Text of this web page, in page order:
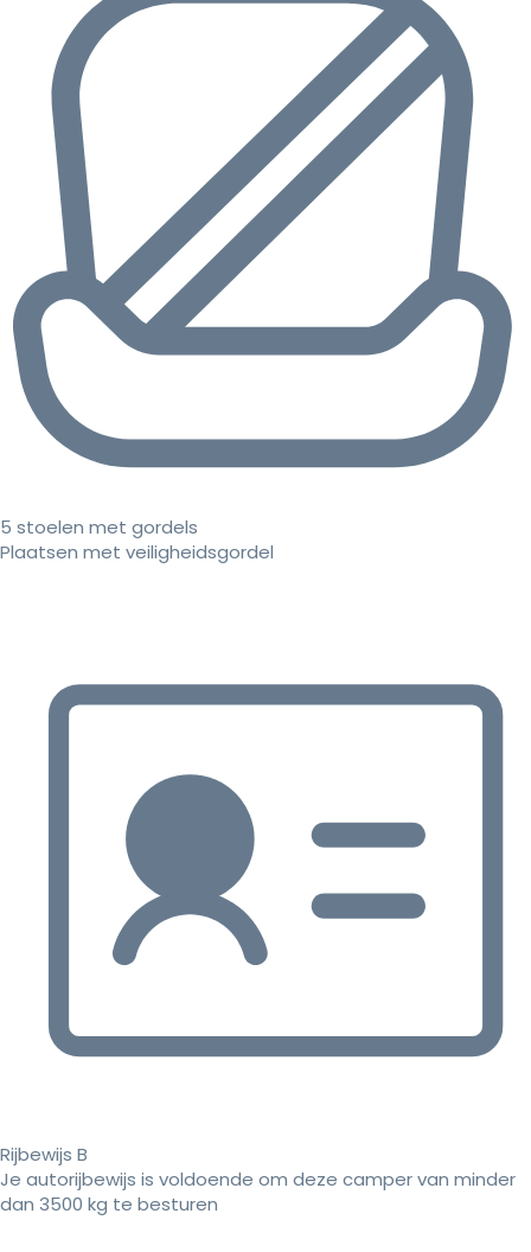
5 stoelen met gordels
Plaatsen met veiligheidsgordel
Rijbewijs B
Je autorijbewijs is voldoende om deze camper van minder
dan 3500 kg te besturen